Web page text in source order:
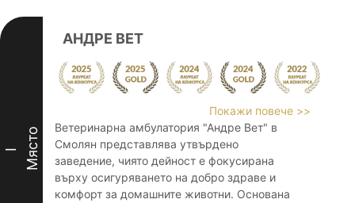
I Място
АНДРЕ ВЕТ
Покажи повече >>
Ветеринарна амбулатория "Андре Вет" в
Смолян представлява утвърдено
заведение, чиято дейност е фокусирана
върху осигуряването на добро здраве и
комфорт за домашните животни. Основана